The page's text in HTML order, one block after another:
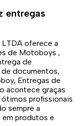
entregas
LTDA oferece a
de Motoboys ,
de
de documentos,
Entregas de
acontece graças
profissionais
sempre a
produtos e